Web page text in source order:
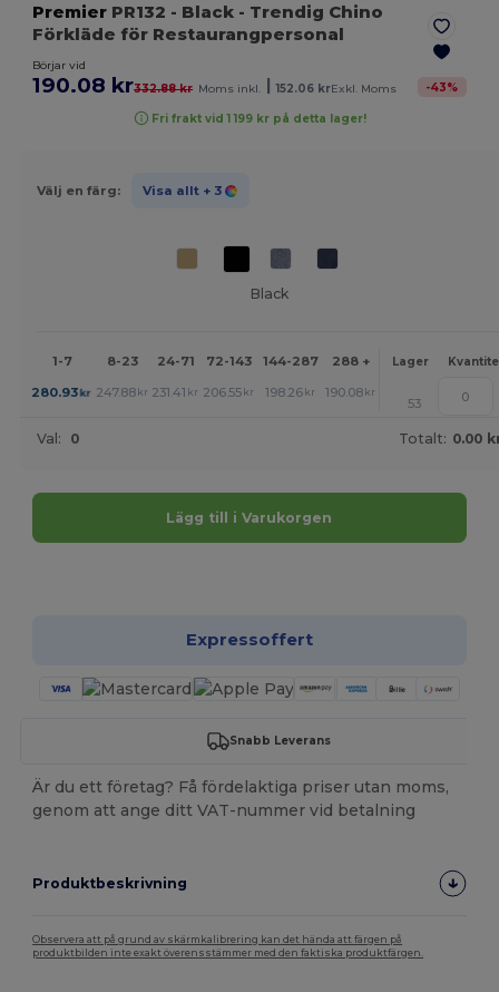
Premier PR132 - Black - Trendig Chino
Förkläde för Restaurangpersonal
Börjar vid
190.08 kr332.88 kr Moms inkl. 152.06 krExkl. Moms -43%
Fri frakt vid 1 199 kr på detta lager!
Välj en färg: Visa allt + 3
Black
1-7 8-23 24-71 72-143 144-287 288 + Mer
Lager
280.93kr 247.88 kr 231.41 kr 206.55 kr 198.26 kr 190.08 kr
53
Val: 0 Totalt: 0.00
Lägg till i Varukorgen
Expressoffert
Snabb Leverans
Är du ett företag? Få fördelaktiga priser utan moms,
genom att ange ditt VAT-nummer vid betalning
Produktbeskrivning
Observera att på grund av skärmkalibrering kan det hända att färgen på
produktbilden inte exakt överensstämmer med den faktiska produktfärgen.